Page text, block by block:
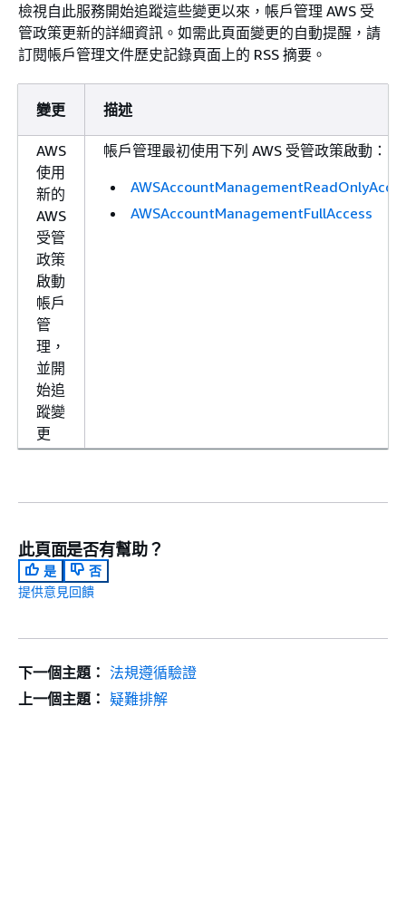
檢視自此服務開始追蹤這些變更以來，帳戶管理 AWS 受
管政策更新的詳細資訊。如需此頁面變更的自動提醒，請
訂閱帳戶管理文件歷史記錄頁面上的 RSS 摘要。
變更 描述
AWS
使用
新的
AWS
受管
政策
啟動
帳戶
管
理，
並開
始追
蹤變
更
帳戶管理最初使用下列 AWS 受管政策啟動：
AWSAccountManagementFullAccess
此頁面是否有幫助？
是
否
提供意見回饋
下一個主題： 法規遵循驗證
上一個主題： 疑難排解